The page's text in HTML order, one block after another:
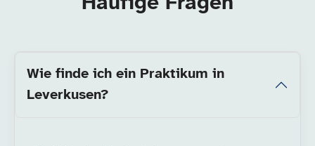
Wie finde ich ein Praktikum in
Leverkusen?